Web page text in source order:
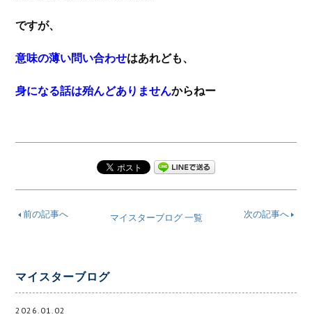
ですが、
意味の薄い問い合わせはあれども、
身になる話は殆んどありませんからねー
前の記事へ 次の記事へ
マイスターブログ 一覧
マイスターブログ
2026.01.02